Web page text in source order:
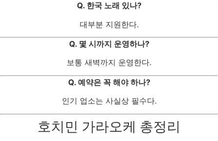
Q. 한국 노래 있나?
대부분 지원한다.
Q. 몇 시까지 운영하나?
보통 새벽까지 운영한다.
Q. 예약은 꼭 해야 하나?
인기 업소는 사실상 필수다.
호치민 가라오케 총정리